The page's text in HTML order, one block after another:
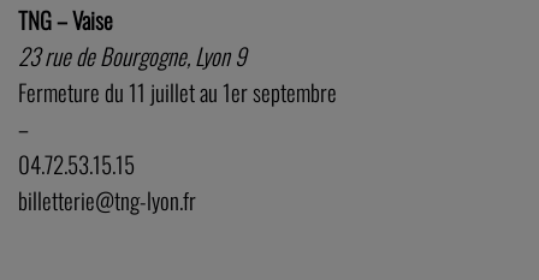
TNG – Vaise
23 rue de Bourgogne, Lyon 9
Fermeture du 11 juillet au 1er septembre
–
04.72.53.15.15
billetterie@tng-lyon.fr